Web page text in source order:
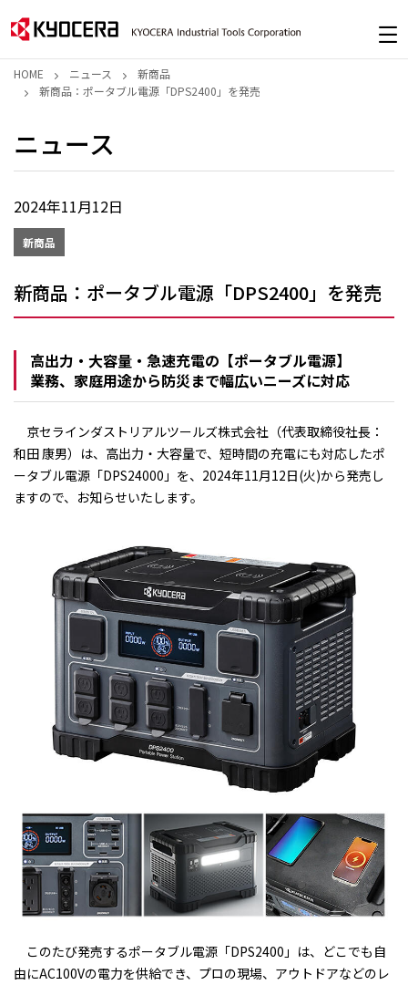
HOME ニュース
新商品
新商品：ポータブル電源「DPS2400」を発売
ニュース
2024年11月12日
新商品
新商品：ポータブル電源「DPS2400」を発売
高出力・大容量・急速充電の【ポータブル電源】
業務、家庭用途から防災まで幅広いニーズに対応
京セラインダストリアルツールズ株式会社（代表取締役社長：
和田 康男）は、高出力・大容量で、短時間の充電にも対応したポ
ータブル電源「DPS24000」を、2024年11月12日(火)から発売し
ますので、お知らせいたします。
このたび発売するポータブル電源「DPS2400」は、どこでも自
由にAC100Vの電力を供給でき、プロの現場、アウトドアなどのレ